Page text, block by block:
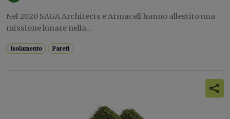
Nel 2020 SAGA Architects e Armacell hanno allestito una
missione lunare nella...
Isolamento Pareti